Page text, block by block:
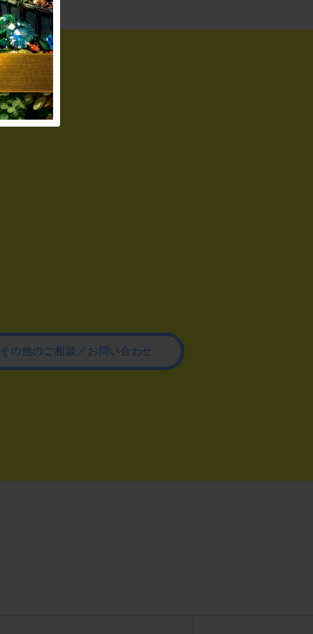
その他のご相談／お問い合わせ